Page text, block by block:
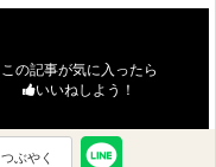
この記事が気に入ったら
いいねしよう！
つぶやく